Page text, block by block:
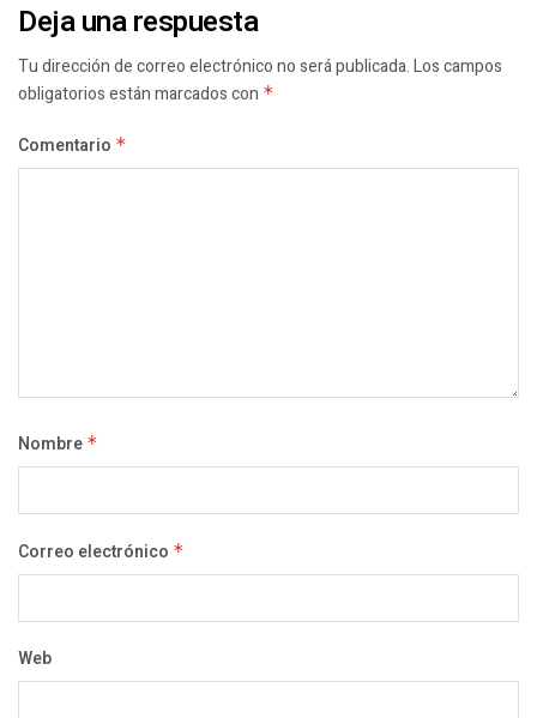
Deja una respuesta
Tu dirección de correo electrónico no será publicada.Los campos
obligatorios están marcados con *
Comentario *
Nombre *
Correo electrónico *
Web